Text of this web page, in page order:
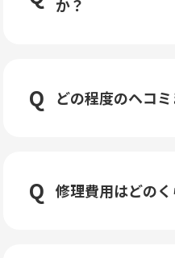
か？
どの程度のヘコ
修理費用はどの